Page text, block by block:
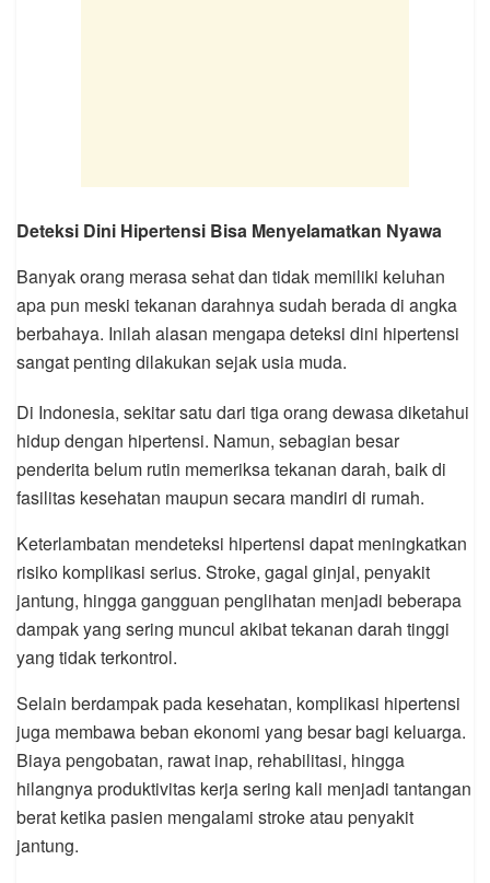
Deteksi Dini Hipertensi Bisa Menyelamatkan Nyawa
Banyak orang merasa sehat dan tidak memiliki keluhan
apa pun meski tekanan darahnya sudah berada di angka
berbahaya. Inilah alasan mengapa deteksi dini hipertensi
sangat penting dilakukan sejak usia muda.
Di Indonesia, sekitar satu dari tiga orang dewasa diketahui
hidup dengan hipertensi. Namun, sebagian besar
penderita belum rutin memeriksa tekanan darah, baik di
fasilitas kesehatan maupun secara mandiri di rumah.
Keterlambatan mendeteksi hipertensi dapat meningkatkan
risiko komplikasi serius. Stroke, gagal ginjal, penyakit
jantung, hingga gangguan penglihatan menjadi beberapa
dampak yang sering muncul akibat tekanan darah tinggi
yang tidak terkontrol.
Selain berdampak pada kesehatan, komplikasi hipertensi
juga membawa beban ekonomi yang besar bagi keluarga.
Biaya pengobatan, rawat inap, rehabilitasi, hingga
hilangnya produktivitas kerja sering kali menjadi tantangan
berat ketika pasien mengalami stroke atau penyakit
jantung.